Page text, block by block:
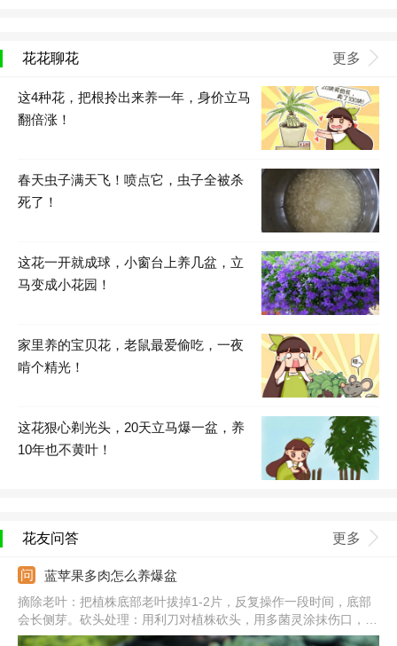
花花聊花 更多
这4种花，把根拎出来养一年，身价立马
翻倍涨！
春天虫子满天飞！喷点它，虫子全被杀
死了！
这花一开就成球，小窗台上养几盆，立
马变成小花园！
家里养的宝贝花，老鼠最爱偷吃，一夜
啃个精光！
这花狠心剃光头，20天立马爆一盆，养
10年也不黄叶！
花友问答 更多
蓝苹果多肉怎么养爆盆
摘除老叶：把植株底部老叶拔掉1-2片，反复操作一段时间，底部
会长侧芽。砍头处理：用利刀对植株砍头，用多菌灵涂抹伤口，并
在阴凉通风处养。光照充足：把它放到向阳处，每天见光不少于5